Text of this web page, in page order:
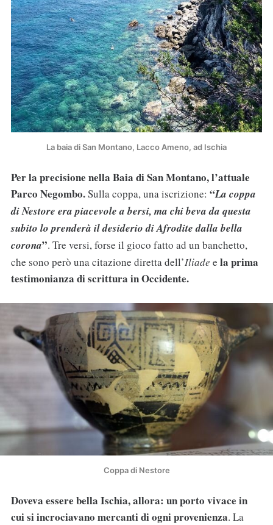
La baia di San Montano, Lacco Ameno, ad Ischia
Per la precisione nella Baia di San Montano, l’attuale
Parco Negombo.Sulla coppa, una iscrizione: “La coppa
di Nestore era piacevole a bersi, ma chi beva da questa
subito lo prenderà il desiderio di Afrodite dalla bella
corona”. Tre versi, forse il gioco fatto ad un banchetto,
che sono però una citazione diretta dell’Iliade e la prima
testimonianza di scrittura in Occidente.
Coppa di Nestore
Doveva essere bella Ischia, allora: un porto vivace in
cui si incrociavano mercanti di ogni provenienza. La